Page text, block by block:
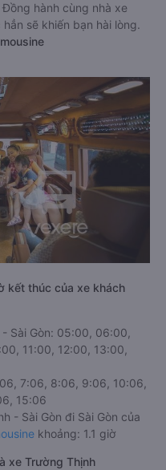
hành cùng nhà xe
sẽ khiến bạn hài lòng.
kết thúc của xe khách
- Sài Gòn: 05:00, 06:00,
11:00, 12:00, 13:00,
7:06, 8:06, 9:06, 10:06,
15:06
- Sài Gòn đi Sài Gòn của
khoảng: 1.1 giờ
xe Trường Thịnh